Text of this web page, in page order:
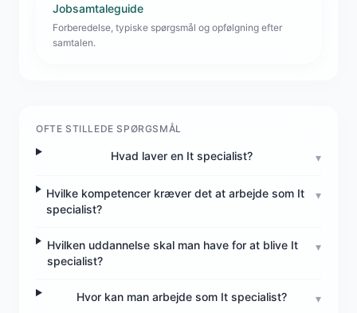
Jobsamtaleguide
Forberedelse, typiske spørgsmål og opfølgning efter
samtalen.
OFTE STILLEDE SPØRGSMÅL
Hvad laver en It specialist? ▾
Hvilke kompetencer kræver det at arbejde som It
specialist?
▾
Hvilken uddannelse skal man have for at blive It
specialist?
▾
Hvor kan man arbejde som It specialist? ▾